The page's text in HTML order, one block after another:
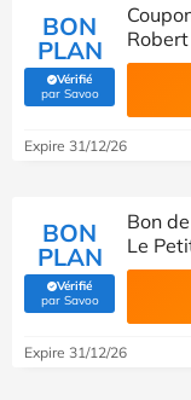
BON
PLAN
Vérifié
par Savoo(Vérifié par Savoo)
Expire 31/12/26
BON
PLAN
Vérifié
par Savoo(Vérifié par Savoo)
Bon
Le
Expire 31/12/26